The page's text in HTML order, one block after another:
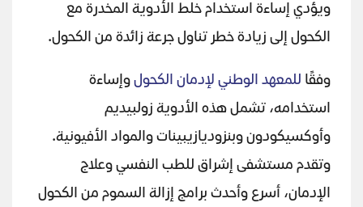
ويؤدي إساءة استخدام خلط الأدوية المخدرة مع
الكحول إلى زيادة خطر تناول جرعة زائدة من الكحول.
وفقًا للمعهد الوطني لإدمان الكحولوإساءة
استخدامه، تشمل هذه الأدوية زولبيديم
وأوكسيكودون وبنزوديازيبينات والمواد الأفيونية.
وتقدم مستشفى إشراق للطب النفسي وعلاج
الإدمان، أسرع وأحدث برامج إزالة السموم من الكحول